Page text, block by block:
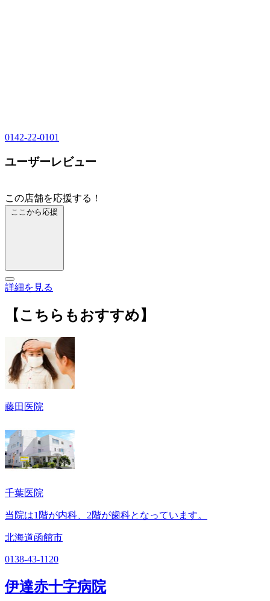
0142-22-0101
ユーザーレビュー
この店舗を応援する！
ここから応援
詳細を見る
【こちらもおすすめ】
藤田医院
千葉医院
当院は1階が内科、2階が歯科となっています。
北海道函館市
0138-43-1120
伊達赤十字病院